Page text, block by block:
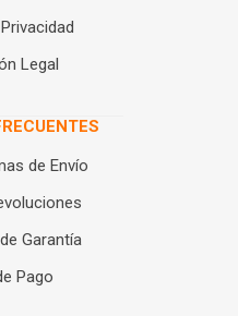
Legal
de Envío
Garantía
Pago